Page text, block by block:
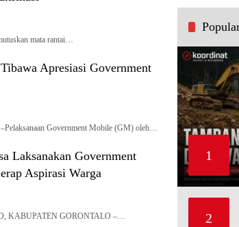
mata rantai…
Apresiasi Government
Government Mobile (GM) oleh…
Laksanakan Government
Aspirasi Warga
KABUPATEN GORONTALO –…
1
2